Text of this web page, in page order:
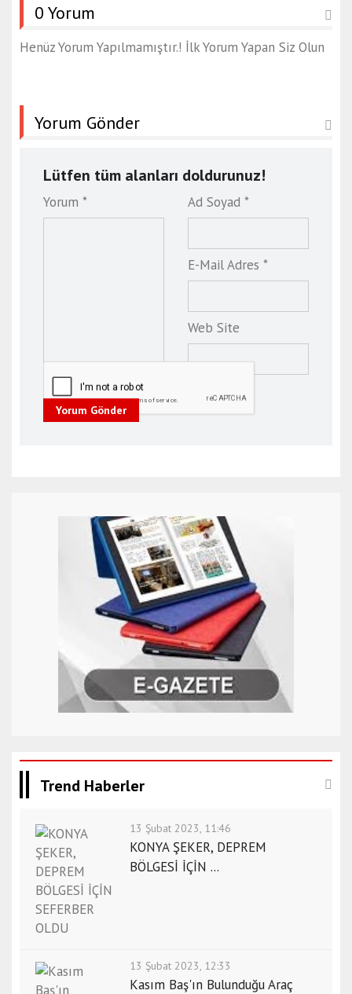
0 Yorum
Henüz Yorum Yapılmamıştır.! İlk Yorum Yapan Siz Olun
Yorum Gönder
Lütfen tüm alanları doldurunuz!
Yorum * Ad Soyad *
E-Mail Adres *
Web Site
Yorum Gönder
Trend Haberler
13 Şubat 2023, 11:46
KONYA ŞEKER, DEPREM
BÖLGESİ İÇİN ...
13 Şubat 2023, 12:33
Kasım Baş'ın Bulunduğu Araç